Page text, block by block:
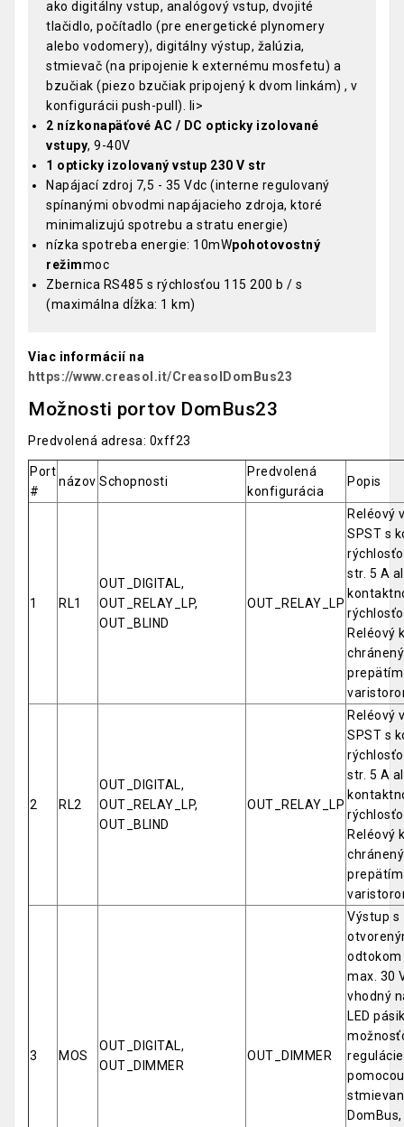
ako digitálny vstup, analógový vstup, dvojité
tlačidlo, počítadlo (pre energetické plynomery
alebo vodomery), digitálny výstup, žalúzia,
stmievač (na pripojenie k externému mosfetu) a
bzučiak (piezo bzučiak pripojený k dvom linkám) , v
konfigurácii push-pull). li>
2 nízkonapäťové AC / DC opticky izolované
vstupy, 9-40V
1 opticky izolovaný vstup 230 V str
Napájací zdroj 7,5 - 35 Vdc (interne regulovaný
spínanými obvodmi napájacieho zdroja, ktoré
minimalizujú spotrebu a stratu energie)
nízka spotreba energie: 10mWpohotovostný
režimmoc
Zbernica RS485 s rýchlosťou 115 200 b / s
(maximálna dĺžka: 1 km)
Viac informácií na
https://www.creasol.it/CreasolDomBus23
Možnosti portov DomBus23
Predvolená adresa: 0xff23
Port
#
názov Schopnosti
Predvolená
konfigurácia
Popis
1 RL1
OUT_DIGITAL,
OUT_RELAY_LP,
OUT_BLIND
OUT_RELAY_LP
Reléový
SPST s
str. 5 A
Reléový
prepätím
2 RL2
OUT_DIGITAL,
OUT_RELAY_LP,
OUT_BLIND
OUT_RELAY_LP
Reléový
SPST s
str. 5 A
Reléový
prepätím
3 MOS
OUT_DIGITAL,
OUT_DIMMER
OUT_DIMMER
Výstup s
max. 30
vhodný
LED